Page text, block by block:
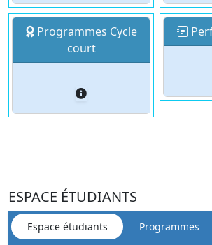
Programmes Cycle
court
ESPACE ÉTUDIANTS
Espace étudiants Programmes